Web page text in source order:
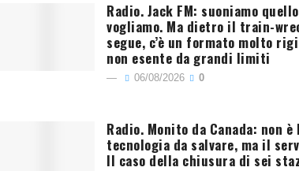
Radio. Jack FM: suoniamo
vogliamo. Ma dietro il train-
segue, c’è un formato molto
non esente da grandi limiti
06/08/2026 0
Radio. Monito da Canada: non è
tecnologia da salvare, ma il
Il caso della chiusura di sei